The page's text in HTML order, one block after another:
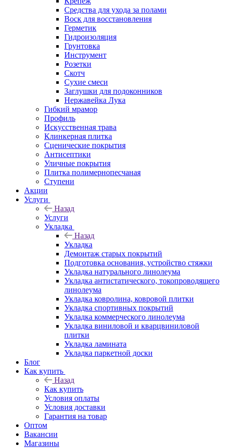
Средства для ухода за полами
Воск для восстановления
Герметик
Гидроизоляция
Грунтовка
Инструмент
Розетки
Скотч
Сухие смеси
Заглушки для подоконников
Нержавейка Лука
Гибкий мрамор
Профиль
Искусственная трава
Клинкерная плитка
Сценические покрытия
Антисептики
Уличные покрытия
Плитка полимернопесчаная
Ступени
Акции
Услуги
Назад
Услуги
Укладка
Назад
Укладка
Демонтаж старых покрытий
Подготовка основания, устройство стяжки
Укладка натурального линолеума
Укладка антистатического, токопроводящего
линолеума
Укладка ковролина, ковровой плитки
Укладка спортивных покрытий
Укладка коммерческого линолеума
Укладка виниловой и кварцвиниловой
плитки
Укладка ламината
Укладка паркетной доски
Блог
Как купить
Назад
Как купить
Условия оплаты
Условия доставки
Гарантия на товар
Оптом
Вакансии
Магазины